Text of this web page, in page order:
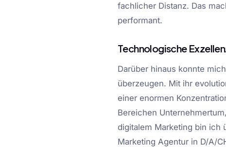
fachlicher Distanz. Das
performant.
Technologische
Darüber hinaus konnte
überzeugen. Mit ihr
einer enormen
Bereichen
digitalem Marketing bin ich
Marketing Agentur in D/A/